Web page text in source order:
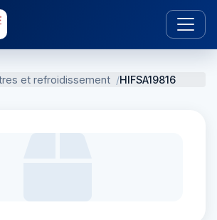
et refroidissement HIFSA19816